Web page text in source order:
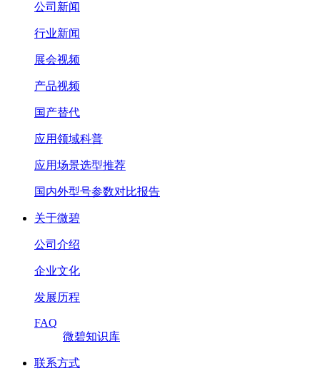
公司新闻
行业新闻
展会视频
产品视频
国产替代
应用领域科普
应用场景选型推荐
国内外型号参数对比报告
关于微碧
公司介绍
企业文化
发展历程
FAQ
微碧知识库
联系方式